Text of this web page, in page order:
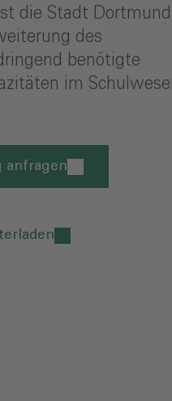
die Stadt
des
benötigte
im
anfragen